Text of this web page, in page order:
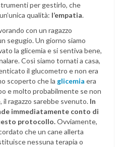
per gestirlo, che
qualità: l’empatia.
con un ragazzo
segugio. Un giorno siamo
la glicemia e si sentiva bene,
Così siamo tornati a casa,
il glucometro e non era
scoperto che la glicemia era
e molto probabilmente se non
ragazzo sarebbe svenuto. In
immediatamente conto di
protocollo.Ovviamente,
che un cane allerta
nessuna terapia o